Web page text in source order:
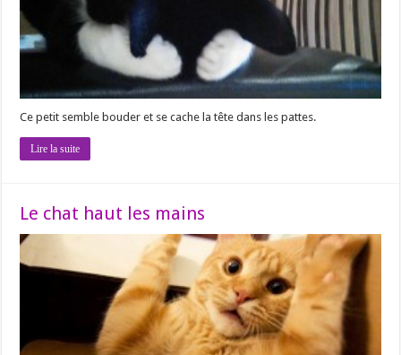
Ce petit semble bouder et se cache la tête dans les pattes.
Lire la suite
Le chat haut les mains